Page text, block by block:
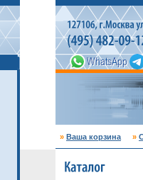
» Ваша корзина »